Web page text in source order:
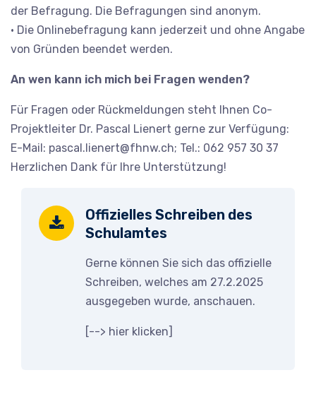
der Befragung. Die Befragungen sind anonym.
• Die Onlinebefragung kann jederzeit und ohne Angabe
von Gründen beendet werden.
An wen kann ich mich bei Fragen wenden?
Für Fragen oder Rückmeldungen steht Ihnen Co-
Projektleiter Dr. Pascal Lienert gerne zur Verfügung:
E-Mail: pascal.lienert@fhnw.ch; Tel.: 062 957 30 37
Herzlichen Dank für Ihre Unterstützung!
Offizielles Schreiben des
Schulamtes
Gerne können Sie sich das offizielle
Schreiben, welches am 27.2.2025
ausgegeben wurde, anschauen.
[--> hier klicken